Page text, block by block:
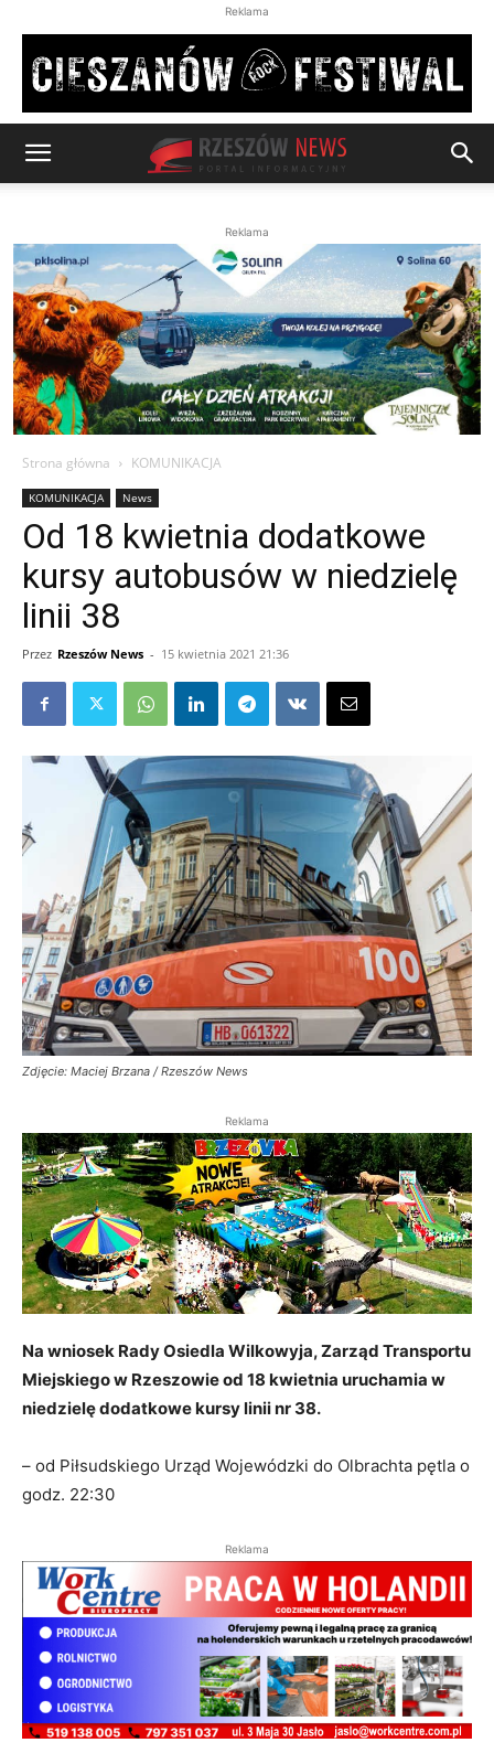
Reklama
Reklama
Strona główna KOMUNIKACJA
KOMUNIKACJA News
Od 18 kwietnia dodatkowe
kursy autobusów w niedzielę
linii 38
Przez Rzeszów News - 15 kwietnia 2021 21:36
Zdjęcie: Maciej Brzana / Rzeszów News
Reklama
Na wniosek Rady Osiedla Wilkowyja, Zarząd Transportu
Miejskiego w Rzeszowie od 18 kwietnia uruchamia w
niedzielę dodatkowe kursy linii nr 38.
– od Piłsudskiego Urząd Wojewódzki do Olbrachta pętla o
godz. 22:30
Reklama